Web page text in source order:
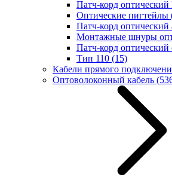
Патч-корд
Оптические пигтейлы
Патч-корд
Монтажные шнуры
Патч-корд оптический
Тип 110 (15)
Кабели прямого
Оптоволоконный кабель